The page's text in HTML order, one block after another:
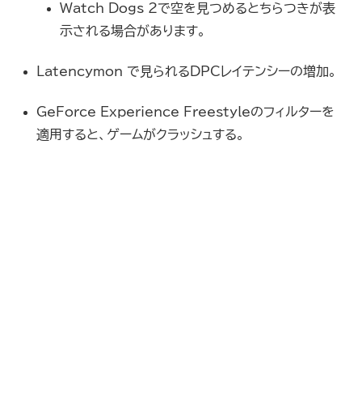
Watch Dogs 2で空を見つめるとちらつきが表
示される場合があります。
Latencymon で見られるDPCレイテンシーの増加。
GeForce Experience Freestyleのフィルターを
適用すると、ゲームがクラッシュする。